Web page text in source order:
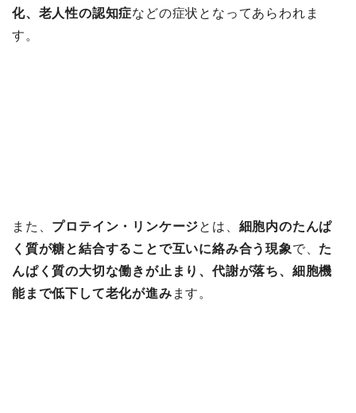
化、老人性の認知症などの症状となってあらわれま
す。
また、 プロテイン・リンケージとは、 細胞内のたんぱ
く質が糖と結合することで互いに絡み合う現象で、 た
んぱく質の大切な働きが止まり、代謝が落ち、細胞機
能まで低下して老化が進み ます。